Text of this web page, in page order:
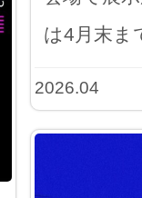
は4月末ま
2026.04